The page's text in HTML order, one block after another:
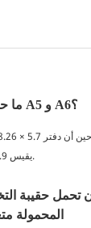
ما حجم دفاتر الملاحظات A5 و A6؟
Notebor A6 يقيس 6.9 × 4.7 بوصة.
حقيبة
المحمولة